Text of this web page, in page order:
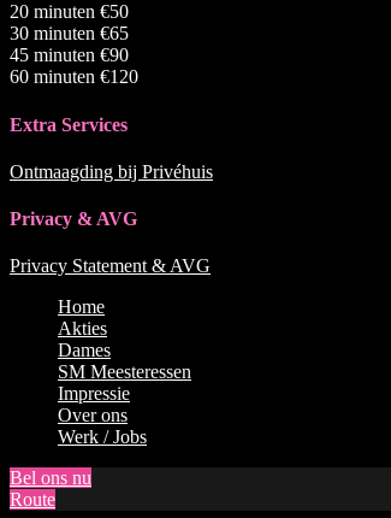
20 minuten €50
30 minuten €65
45 minuten €90
60 minuten €120
Extra Services
Ontmaagding bij Privéhuis
Privacy & AVG
Privacy Statement & AVG
scrollen
Home
Akties
Dames
SM Meesteressen
Impressie
Over ons
Werk / Jobs
Bel ons nu
Route